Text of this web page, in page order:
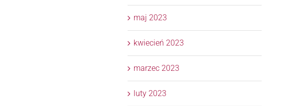
maj 2023
kwiecień 2023
marzec 2023
luty 2023